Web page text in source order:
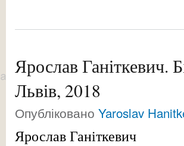
Ярослав Ганіткевич.
Львів, 2018
Опубліковано Yaroslav
Ярослав Ганіткевич